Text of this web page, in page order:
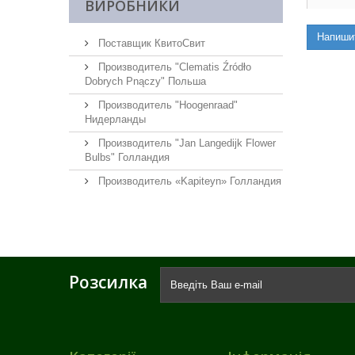
ВИРОБНИКИ
Поставщик КвитоСвит
Производитель "Clematis Źródło
Dobrych Pnączy" Польша
Производитель "Hoogenraad"
Нидерланды
Производитель "Jan Langedijk Flower
Bulbs" Голландия
Производитель «Kapiteyn» Голландия
Розсилка